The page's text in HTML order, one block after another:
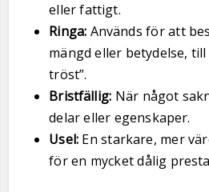
eller fattigt.
Ringa: Används för att
mängd eller betydelse,
tröst”.
Bristfällig: När något
delar eller egenskaper.
Usel: En starkare, mer
för en mycket dålig